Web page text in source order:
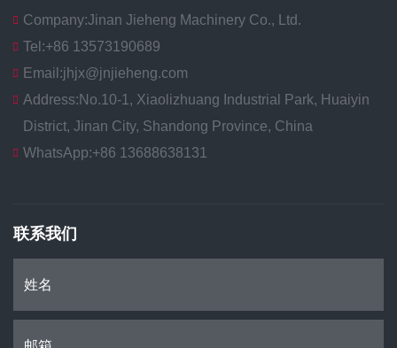
Company:Jinan Jieheng Machinery Co., Ltd.
Tel:+86 13573190689
Email:jhjx@jnjieheng.com
Address:No.10-1, Xiaolizhuang Industrial Park, Huaiyin
District, Jinan City, Shandong Province, China
WhatsApp:+86 13688638131
联系我们